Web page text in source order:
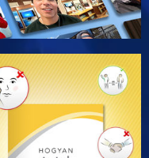
A SOROZAT RÉSZEI